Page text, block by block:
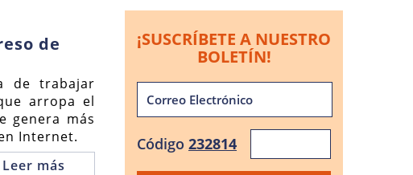
de
de trabajar
arropa el
genera más
Internet.
Leer más
¡SUSCRÍBETE A NUESTRO
BOLETÍN!
Código 232814